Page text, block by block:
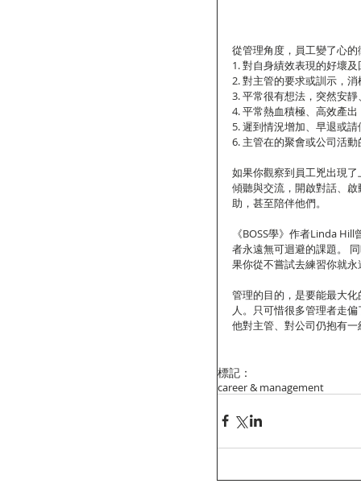
從管理角度，員工變了心
1. 對自身績效表現的好壞
2. 對主管的要求或訓示，
3. 平常很有想法，突然安
4. 平常熱血積極、高效產
5. 遲到情況增加、早退或請
6. 主管在的聚會或公司活
如果你觀察到員工兇出現
傾聽與交流，開啟對話、
助，甚至陪伴他們。
《BOSS學》作者Linda
者永遠無可迴避的課題。
果你從不嘗試去練習你就永
管理的目的，是要能最大
人。只可惜很多管理者走
他對主管、對公司仍抱有一
標記：
career & management